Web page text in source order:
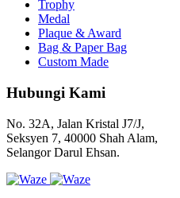
Trophy
Medal
Plaque & Award
Bag & Paper Bag
Custom Made
Hubungi Kami
No. 32A, Jalan Kristal J7/J,
Seksyen 7, 40000 Shah Alam,
Selangor Darul Ehsan.